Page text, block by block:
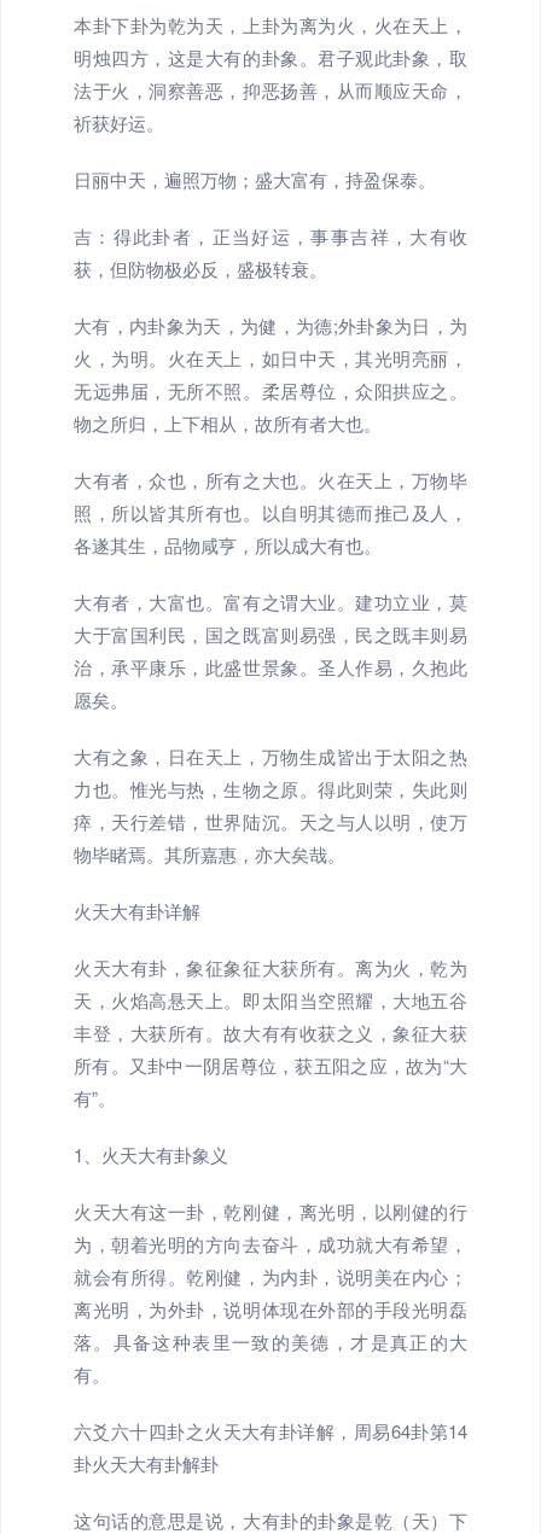
本卦下卦为乾为天，上卦为离为火，火在天上，
明烛四方，这是大有的卦象。君子观此卦象，取
法于火，洞察善恶，抑恶扬善，从而顺应天命，
祈获好运。
日丽中天，遍照万物；盛大富有，持盈保泰。
吉：得此卦者，正当好运，事事吉祥，大有收
获，但防物极必反，盛极转衰。
大有，内卦象为天，为健，为德;外卦象为日，为
火，为明。火在天上，如日中天，其光明亮丽，
无远弗届，无所不照。柔居尊位，众阳拱应之。
物之所归，上下相从，故所有者大也。
大有者，众也，所有之大也。火在天上，万物毕
照，所以皆其所有也。以自明其德而推己及人，
各遂其生，品物咸亨，所以成大有也。
大有者，大富也。富有之谓大业。建功立业，莫
大于富国利民，国之既富则易强，民之既丰则易
治，承平康乐，此盛世景象。圣人作易，久抱此
愿矣。
大有之象，日在天上，万物生成皆出于太阳之热
力也。惟光与热，生物之原。得此则荣，失此则
瘁，天行差错，世界陆沉。天之与人以明，使万
物毕睹焉。其所嘉惠，亦大矣哉。
火天大有卦详解
火天大有卦，象征象征大获所有。离为火，乾为
天，火焰高悬天上。即太阳当空照耀，大地五谷
丰登，大获所有。故大有有收获之义，象征大获
所有。又卦中一阴居尊位，获五阳之应，故为“大
有”。
1、火天大有卦象义
火天大有这一卦，乾刚健，离光明，以刚健的行
为，朝着光明的方向去奋斗，成功就大有希望，
就会有所得。乾刚健，为内卦，说明美在内心；
离光明，为外卦，说明体现在外部的手段光明磊
落。具备这种表里一致的美德，才是真正的大
有。
六爻六十四卦之火天大有卦详解，周易64卦第14
卦火天大有卦解卦
这句话的意思是说，大有卦的卦象是乾（天）下